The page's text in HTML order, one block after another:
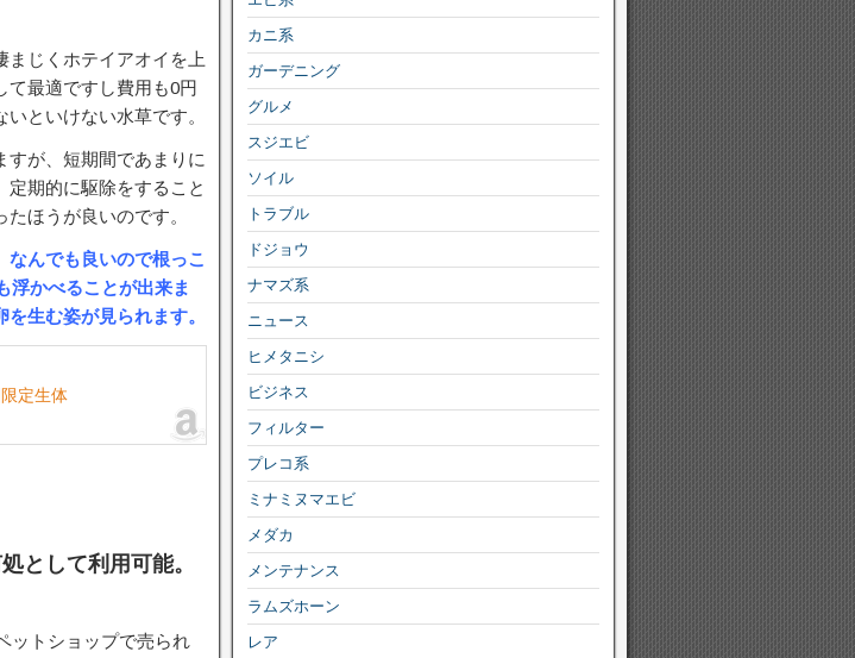
まじくホテイアオイを上
て最適ですし費用も0円
といけない水草です。
すが、短期間であまりに
期的に駆除をすること
ほうが良いのです。
んでも良いので根っこ
浮かべることが出来ま
生む姿が見られます。
定生体
として利用可能。
ットショップで売られ
カニ系
ガーデニング
グルメ
スジエビ
ソイル
トラブル
ドジョウ
ナマズ系
ニュース
ヒメタニシ
ビジネス
フィルター
プレコ系
ミナミヌマエビ
メダカ
メンテナンス
ラムズホーン
レア